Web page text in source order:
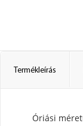
Termékleírás
Óriási